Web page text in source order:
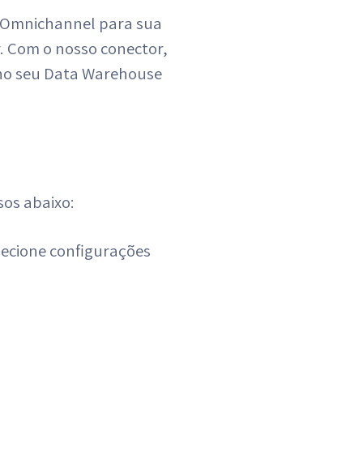
para sua
o nosso conector,
seu Data Warehouse
abaixo:
configurações